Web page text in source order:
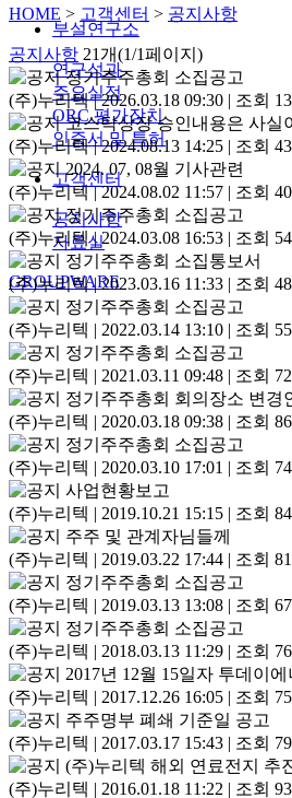
부설연구소
연구성과
주요실적
ORC 평가장치
인증서 및 특허
고객센터
공지사항
자료실
GROUPWARE
HOME > 고객센터 > 공지사항
공지사항 21개(1/1페이지)
정기주주총회 소집공고
(주)누리텍|2026.03.18 09:30 | 조회
코스탁상장 승인내용은 사실
(주)누리텍|2024.08.13 14:25 | 조회
2024. 07, 08월 기사관련
(주)누리텍|2024.08.02 11:57 | 조회
정기주주총회 소집공고
(주)누리텍|2024.03.08 16:53 | 조회
정기주주총회 소집통보서
(주)누리텍|2023.03.16 11:33 | 조회
정기주주총회 소집공고
(주)누리텍 | 2022.03.14 13:10 | 조회
정기주주총회 소집공고
(주)누리텍 | 2021.03.11 09:48 | 조회
정기주주총회 회의장소 변경
(주)누리텍 | 2020.03.18 09:38 | 조회
정기주주총회 소집공고
(주)누리텍 | 2020.03.10 17:01 | 조회
사업현황보고
(주)누리텍 | 2019.10.21 15:15 | 조회
주주 및 관계자님들께
(주)누리텍 | 2019.03.22 17:44 | 조회
정기주주총회 소집공고
(주)누리텍 | 2019.03.13 13:08 | 조회
정기주주총회 소집공고
(주)누리텍 | 2018.03.13 11:29 | 조회
2017년 12월 15일자 투데이
(주)누리텍 | 2017.12.26 16:05 | 조회
주주명부 폐쇄 기준일 공고
(주)누리텍 | 2017.03.17 15:43 | 조회
(주)누리텍 해외 연료전지 추
(주)누리텍 | 2016.01.18 11:22 | 조회